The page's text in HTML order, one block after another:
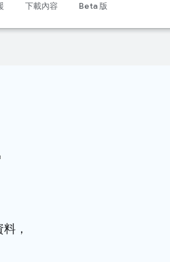
下載內容 Beta 版
，